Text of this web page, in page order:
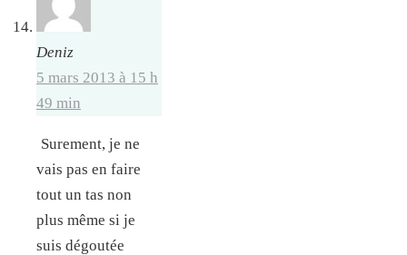
Deniz
5 mars 2013 à 15 h
49 min
Surement, je ne
vais pas en faire
tout un tas non
plus même si je
suis dégoutée